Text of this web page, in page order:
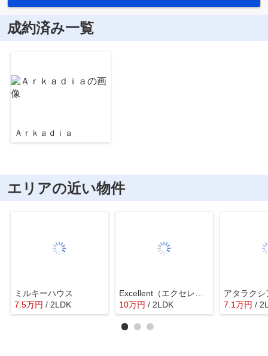
成約済み一覧
Ａｒｋａｄｉａ
エリアの近い物件
ミルキーハウス
7.5万円 / 2LDK
10万円 / 2LDK
アタラクシ
7.1万円 /